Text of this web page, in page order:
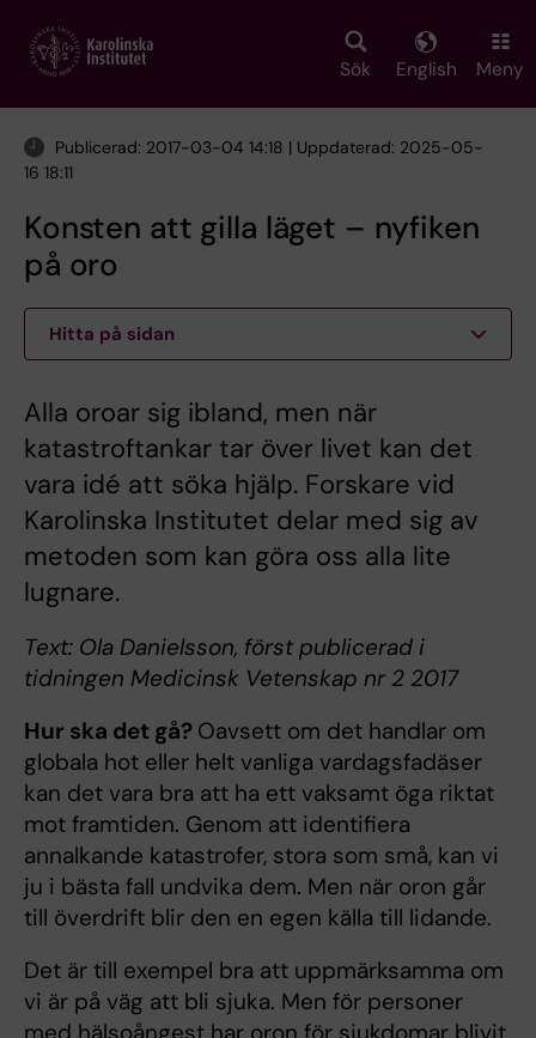
main
Sök English Meny
Publicerad: 2017-03-04 14:18 | Uppdaterad: 2025-05-
16 18:11
Konsten att gilla läget – nyfiken
på oro
Hitta på sidan
Alla oroar sig ibland, men när
katastroftankar tar över livet kan det
vara idé att söka hjälp. Forskare vid
Karolinska Institutet delar med sig av
metoden som kan göra oss alla lite
lugnare.
Text: Ola Danielsson, först publicerad i
tidningen Medicinsk Vetenskap nr 2 2017
Hur ska det gå? Oavsett om det handlar om
globala hot eller helt vanliga vardagsfadäser
kan det vara bra att ha ett vaksamt öga riktat
mot framtiden. Genom att identifiera
annalkande katastrofer, stora som små, kan vi
ju i bästa fall undvika dem. Men när oron går
till överdrift blir den en egen källa till lidande.
Det är till exempel bra att uppmärksamma om
vi är på väg att bli sjuka. Men för personer